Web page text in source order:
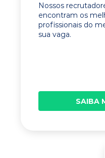
Nossos
encontram os
profissionais do
sua vaga.
SAIBA